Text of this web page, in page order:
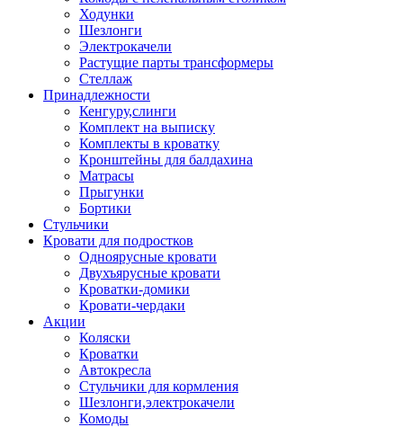
Ходунки
Шезлонги
Электрокачели
Растущие парты трансформеры
Стеллаж
Принадлежности
Кенгуру,слинги
Комплект на выписку
Комплекты в кроватку
Кронштейны для балдахина
Матрасы
Прыгунки
Бортики
Стульчики
Кровати для подростков
Одноярусные кровати
Двухъярусные кровати
Кроватки-домики
Кровати-чердаки
Акции
Коляски
Кроватки
Автокресла
Стульчики для кормления
Шезлонги,электрокачели
Комоды